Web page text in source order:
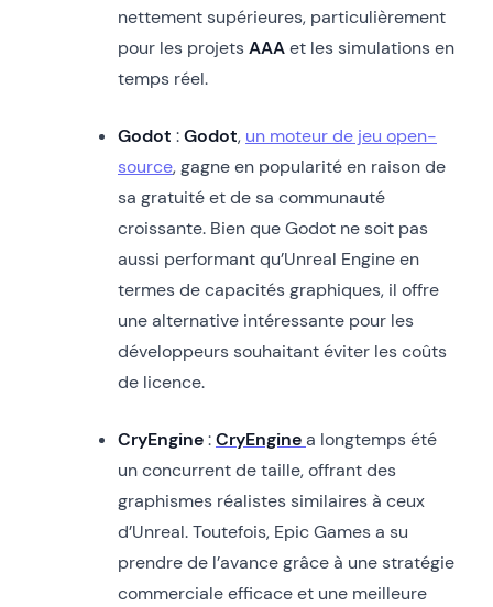
nettement supérieures, particulièrement
pour les projetsAAAet les simulations en
temps réel.
Godot :Godot, un moteur de jeu open-
source, gagne en popularité en raison de
sa gratuité et de sa communauté
croissante. Bien que Godot ne soit pas
aussi performant qu’Unreal Engine en
termes de capacités graphiques, il offre
une alternative intéressante pour les
développeurs souhaitant éviter les coûts
de licence.
CryEngine:CryEnginea longtemps été
un concurrent de taille, offrant des
graphismes réalistes similaires à ceux
d’Unreal. Toutefois, Epic Games a su
prendre de l’avance grâce à une stratégie
commerciale efficace et une meilleure